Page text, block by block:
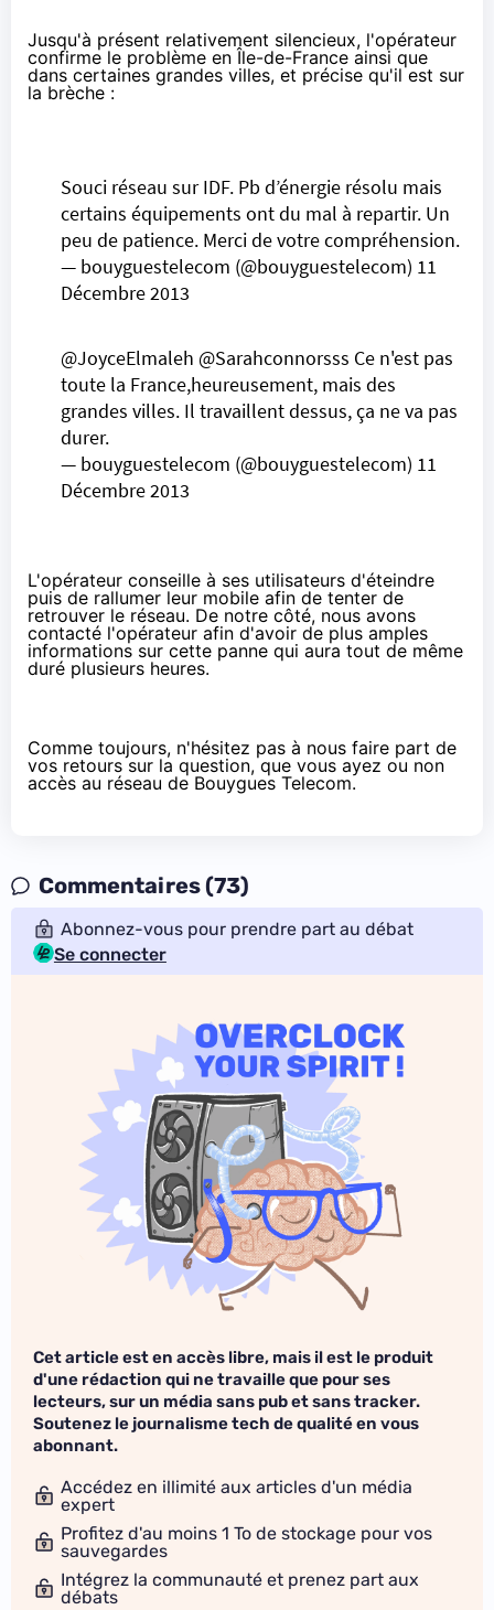
Jusqu'à présent relativement silencieux, l'opérateur
confirme le problème en Île-de-France ainsi que
dans certaines grandes villes, et précise qu'il est sur
la brèche :
Souci réseau sur IDF. Pb d’énergie résolu mais
certains équipements ont du mal à repartir. Un
peu de patience. Merci de votre compréhension.
— bouyguestelecom (@bouyguestelecom) 11
Décembre 2013
@JoyceElmaleh @Sarahconnorsss Ce n'est pas
toute la France,heureusement, mais des
grandes villes. Il travaillent dessus, ça ne va pas
durer.
— bouyguestelecom (@bouyguestelecom) 11
Décembre 2013
L'opérateur conseille à ses utilisateurs d'éteindre
puis de rallumer leur mobile afin de tenter de
retrouver le réseau. De notre côté, nous avons
contacté l'opérateur afin d'avoir de plus amples
informations sur cette panne qui aura tout de même
duré plusieurs heures.
Comme toujours, n'hésitez pas à nous faire part de
vos retours sur la question, que vous ayez ou non
accès au réseau de Bouygues Telecom.
Commentaires (73)
Abonnez-vous pour prendre part au débat
Se connecter
Cet article est en accès libre, mais il est le produit
d'une rédaction qui ne travaille que pour ses
lecteurs, sur un média sans pub et sans tracker.
Soutenez le journalisme tech de qualité en vous
abonnant.
Accédez en illimité aux articles d'un média
expert
Profitez d'au moins 1 To de stockage pour vos
sauvegardes
Intégrez la communauté et prenez part aux
débats